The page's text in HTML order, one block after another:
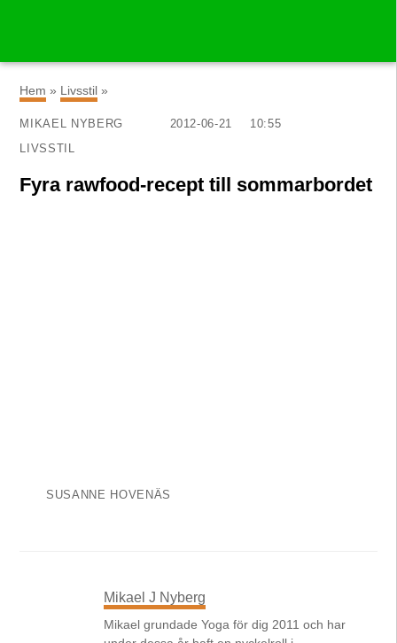
Hem » Livsstil »
MIKAEL NYBERG 2012-06-21
10:55
LIVSSTIL
Fyra rawfood-recept till sommarbordet
SUSANNE HOVENÄS
Mikael J Nyberg
Mikael grundade Yoga för dig 2011 och har